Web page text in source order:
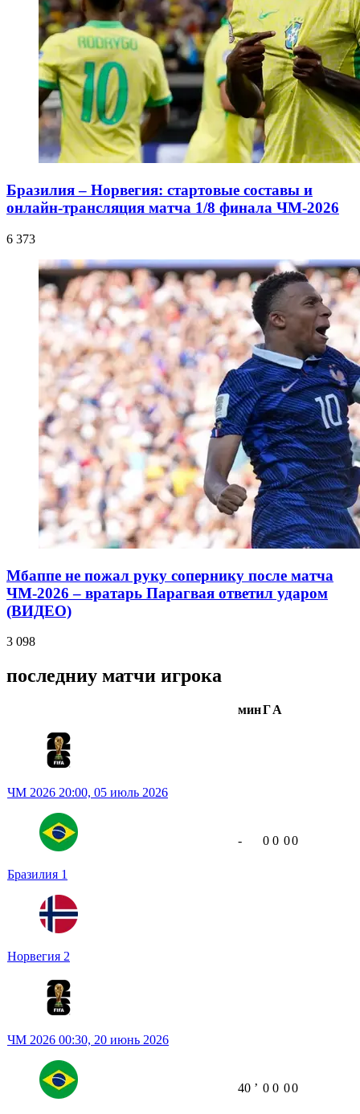
Бразилия – Норвегия: стартовые составы и
онлайн-трансляция матча 1/8 финала ЧМ-2026
6 373
Мбаппе не пожал руку сопернику после матча
ЧМ-2026 – вратарь Парагвая ответил ударом
(ВИДЕО)
3 098
последниу матчи игрока
минГА
ЧМ 2026 20:00, 05 июль 2026
Бразилия 1
Норвегия 2
- 0 0 00
ЧМ 2026 00:30, 20 июнь 2026
40 ʼ 0 0 00